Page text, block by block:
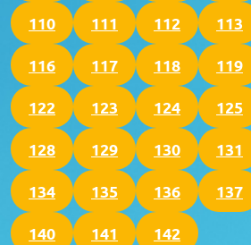
110 111 112 113
116 117 118 119
122 123 124 125
128 129 130 131
134 135 136 137
140 141 142